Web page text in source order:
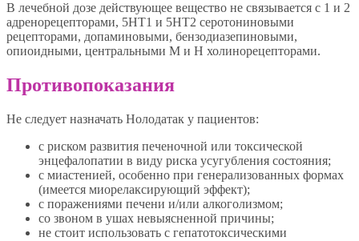
В лечебной дозе действующее вещество не связывается с 1 и 2
адренорецепторами, 5НТ1 и 5НТ2 серотониновыми
рецепторами, допаминовыми, бензодиазепиновыми,
опиоидными, центральными М и Н холинорецепторами.
Противопоказания
Не следует назначать Нолодатак у пациентов:
с риском развития печеночной или токсической
энцефалопатии в виду риска усугубления состояния;
с миастенией, особенно при генерализованных формах
(имеется миорелаксирующий эффект);
с поражениями печени и/или алкоголизмом;
со звоном в ушах невыясненной причины;
не стоит использовать с гепатотоксическими